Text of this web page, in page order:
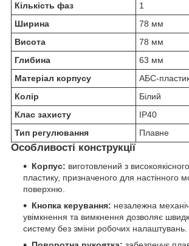
Кількість фаз
1
Ширина
78 мм
Висота
78 мм
Глибина
63 мм
Матеріал корпусу
АБС-
Колір
Білий
Клас захисту
IP40
Тип регулювання
Плавне
Особливості конструкції
Корпус: виготовлений з
пластику, призначеного для настінного
поверхню.
Кнопка керування: незалежна
увімкнення та вимкнення дозволяє
систему без зміни робочих налаштувань.